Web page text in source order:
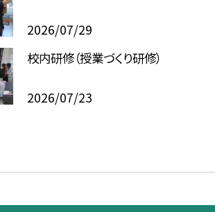
2026/07/29
校内研修（授業づくり研修）
2026/07/23